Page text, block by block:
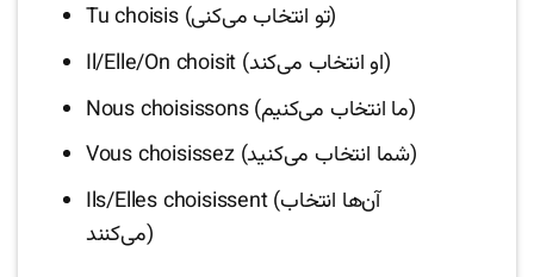
Tu choisis (تو انتخاب می‌کنی)
Il/Elle/On choisit (او انتخاب می‌کند)
Nous choisissons (ما انتخاب می‌کنیم)
Vous choisissez (شما انتخاب می‌کنید)
Ils/Elles choisissent (آن‌ها انتخاب
می‌کنند)